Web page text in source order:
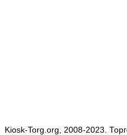
Kiosk-Torg.org, 2008-2023.